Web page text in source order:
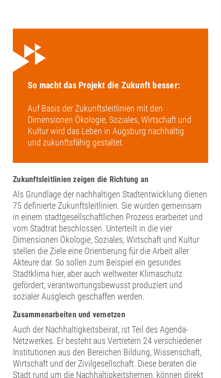
So macht das Projekt die Zukunft besser:
Auf Basis der Zukunftsleitlinien mit den
Dimensionen Ökologie, Soziales, Wirtschaft und
Kultur wird das Leben in Augsburg nachhaltig
und zukunftsfähig gestaltet.
Zukunftsleitlinien zeigen die Richtung an
Als Grundlage der nachhaltigen Stadtentwicklung dienen
75 definierte Zukunftsleitlinien. Sie wurden gemeinsam
in einem stadtgesellschaftlichen Prozess erarbeitet und
vom Stadtrat beschlossen. Unterteilt in die vier
Dimensionen Ökologie, Soziales, Wirtschaft und Kultur
stellen die Ziele eine Orientierung für die Arbeit aller
Akteure dar. So sollen zum Beispiel ein gesundes
Stadtklima hier, aber auch weltweiter Klimaschutz
gefördert, verantwortungsbewusst produziert und
sozialer Ausgleich geschaffen werden.
Zusammenarbeiten und vernetzen
Auch der Nachhaltigkeitsbeirat, ist Teil des Agenda-
Netzwerkes. Er besteht aus Vertretern 24 verschiedener
Institutionen aus den Bereichen Bildung, Wissenschaft,
Wirtschaft und der Zivilgesellschaft. Diese beraten die
Stadt rund um die Nachhaltigkeitshemen, können direkt